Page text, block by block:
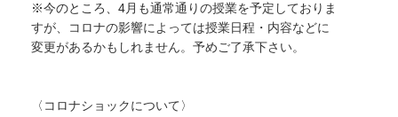
※今のところ、4月も通常通りの授業を予定しておりま
すが、コロナの影響によっては授業日程・内容などに
変更があるかもしれません。予めご了承下さい。
〈コロナショックについて〉